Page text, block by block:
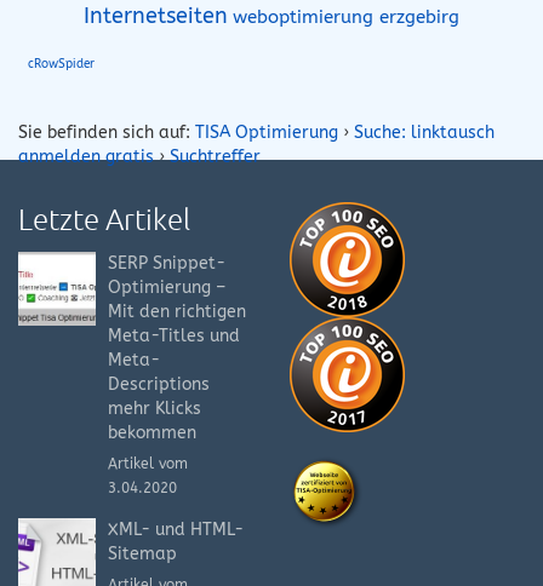
Internetseiten weboptimierung erzgebirg
cRowSpider
Sie befinden sich auf: TISA Optimierung › Suche: linktausch
anmelden gratis›Suchtreffer
Letzte Artikel
SERP Snippet-
Optimierung –
Mit den richtigen
Meta-Titles und
Meta-
Descriptions
mehr Klicks
bekommen
Artikel vom
3.04.2020
XML- und HTML-
Sitemap